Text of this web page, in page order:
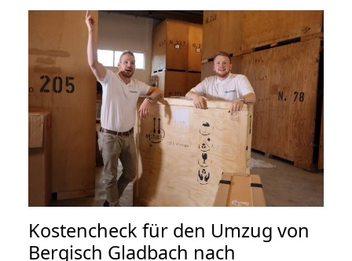
Kostencheck für den Umzug von
Bergisch Gladbach nach